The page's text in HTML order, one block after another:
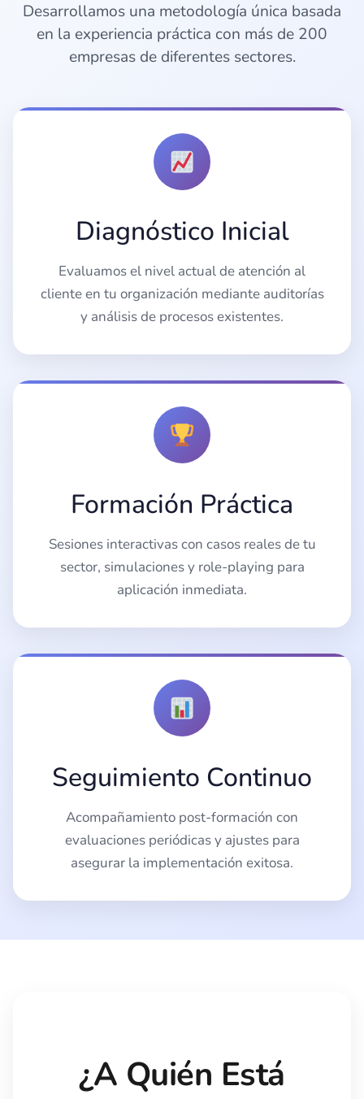
Desarrollamos una metodología única basada
en la experiencia práctica con más de 200
empresas de diferentes sectores.
Diagnóstico Inicial
Evaluamos el nivel actual de atención al
cliente en tu organización mediante auditorías
y análisis de procesos existentes.
Formación Práctica
Sesiones interactivas con casos reales de tu
sector, simulaciones y role-playing para
aplicación inmediata.
Seguimiento Continuo
Acompañamiento post-formación con
evaluaciones periódicas y ajustes para
asegurar la implementación exitosa.
¿A Quién Está